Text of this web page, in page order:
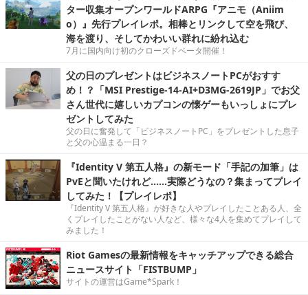
ター収集オープンワールドARPG『アニモ（Aniim
o）』先行プレイレポ。相棒とリンクして空を飛び、
海を渡り、そしてかわいい群れに紛れ込む
7月に国内向け初のクローズドベータ開催！
父の日のプレゼントはビジネスノートPCがおすす
め！？「MSI Prestige-14-AI+D3MG-2619JP」でお父
さん世代に嬉しいカプコンの懐ゲーもいっしょにプレ
ゼントしてみた
父の日に奮発して「ビジネスノートPC」をプレゼントした息子
と父の心温まる一日？
『Identity V 第五人格』の新モード「手記の加筆」は
PvEと聞いたけれど……実際どうなの？集まってプレイ
してみた！【プレイレポ】
『Identity V 第五人格』が好きな人やプレイしたことある人、全
くプレイしたことがない人など、様々な4人を集めてプレイして
みました！
Riot Gamesの最新情報をキャッチアップできる総合
ニュースサイト「FISTBUMP」
サイトの運営はGame*Spark！